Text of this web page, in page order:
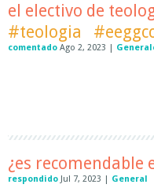
el electivo de
#teologia
comentado Ago 2, 2023 |
¿es recomendable
respondido Jul 7, 2023 | General